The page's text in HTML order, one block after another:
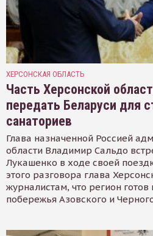
ХЕРСОНСКАЯ ОБЛАСТЬ
Часть Херсонской
передать Беларуси для
санаториев
Глава назначенной Россией
области Владимир Сальдо
Лукашенко в ходе своей
этого разговора глава
журналистам, что регион
побережья Азовского и